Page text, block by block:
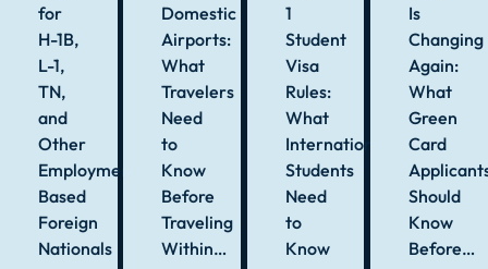
for
H-1B,
L-1,
TN,
and
Other
Employment-
Based
Foreign
Nationals
Domestic
Airports:
What
Travelers
Need
to
Know
Before
Traveling
Within…
1
Student
Visa
Rules:
What
International
Students
Need
to
Know
Is
Changing
Again:
What
Green
Card
Should
Know
Before…